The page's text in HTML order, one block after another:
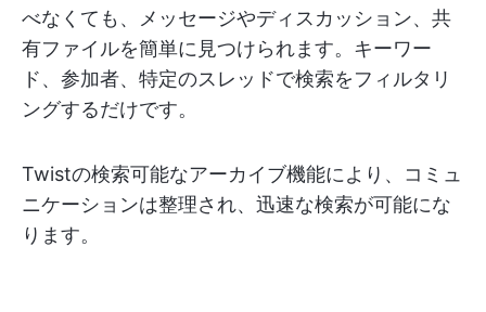
べなくても、メッセージやディスカッション、共
有ファイルを簡単に見つけられます。キーワー
ド、参加者、特定のスレッドで検索をフィルタリ
ングするだけです。
Twistの検索可能なアーカイブ機能により、コミュ
ニケーションは整理され、迅速な検索が可能にな
ります。